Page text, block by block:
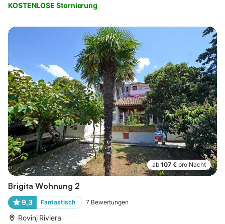
KOSTENLOSE Stornierung
ab 107 € pro Nacht
Brigita Wohnung 2
9,3 Fantastisch 7 Bewertungen
Rovinj Riviera